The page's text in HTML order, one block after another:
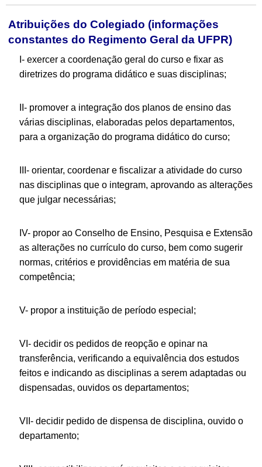
Atribuições do Colegiado (informações
constantes do Regimento Geral da UFPR)
I- exercer a coordenação geral do curso e fixar as
diretrizes do programa didático e suas disciplinas;
II- promover a integração dos planos de ensino das
várias disciplinas, elaboradas pelos departamentos,
para a organização do programa didático do curso;
III- orientar, coordenar e fiscalizar a atividade do curso
nas disciplinas que o integram, aprovando as alterações
que julgar necessárias;
IV- propor ao Conselho de Ensino, Pesquisa e Extensão
as alterações no currículo do curso, bem como sugerir
normas, critérios e providências em matéria de sua
competência;
V- propor a instituição de período especial;
VI- decidir os pedidos de reopção e opinar na
transferência, verificando a equivalência dos estudos
feitos e indicando as disciplinas a serem adaptadas ou
dispensadas, ouvidos os departamentos;
VII- decidir pedido de dispensa de disciplina, ouvido o
departamento;